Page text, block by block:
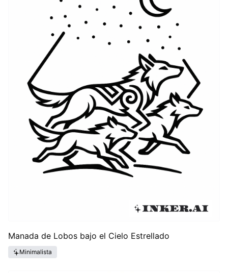
Manada de Lobos bajo el Cielo Estrellado
Minimalista